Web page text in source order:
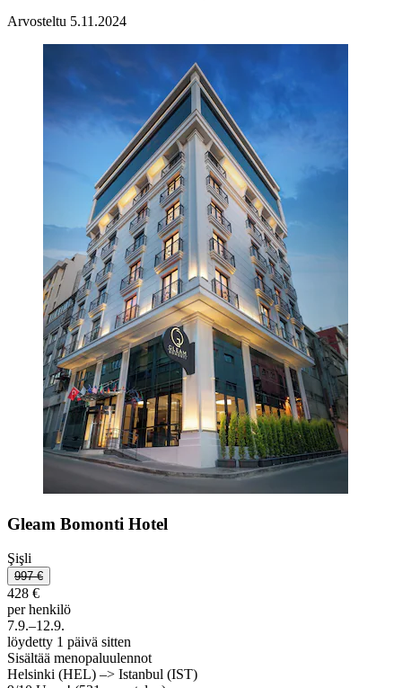
Arvosteltu 5.11.2024
Gleam Bomonti Hotel
Şişli
997 €
428 €
per henkilö
7.9.–12.9.
löydetty 1 päivä sitten
Sisältää menopaluulennot
Helsinki (HEL) –> Istanbul (IST)